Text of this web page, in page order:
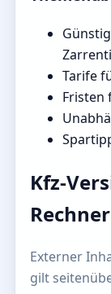
Tarife
Fristen
Kfz-
Rechner
Externer
gilt